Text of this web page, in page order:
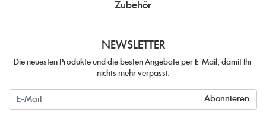
Zubehör
NEWSLETTER
Die neuesten Produkte und die besten Angebote per E-Mail, damit Ihr
nichts mehr verpasst.
Abonnieren